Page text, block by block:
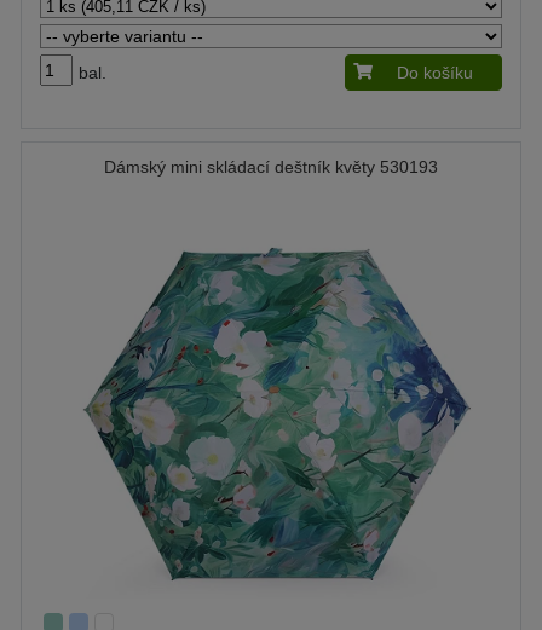
bal. Do košíku
Dámský mini skládací deštník květy 530193